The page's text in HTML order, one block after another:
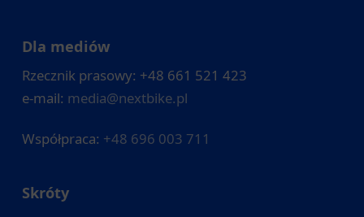
Dla mediów
Rzecznik prasowy: +48 661 521 423
e-mail: media@nextbike.pl
Współpraca: +48 696 003 711
Skróty